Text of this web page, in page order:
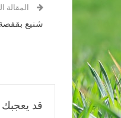
المقالة
شنيع
قد يعجبك